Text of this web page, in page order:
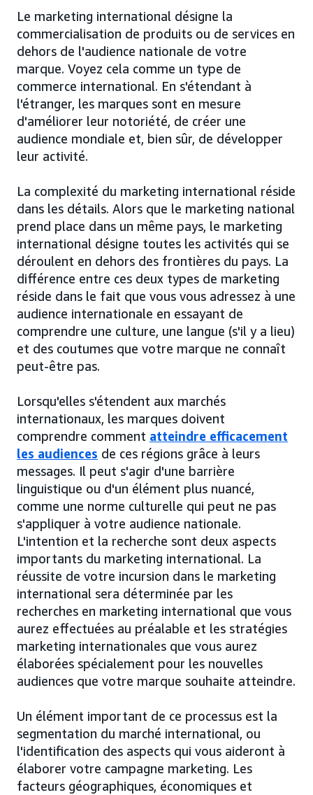
Le marketing international désigne la
commercialisation de produits ou de services en
dehors de l'audience nationale de votre
marque. Voyez cela comme un type de
commerce international. En s'étendant à
l'étranger, les marques sont en mesure
d'améliorer leur notoriété, de créer une
audience mondiale et, bien sûr, de développer
leur activité.
La complexité du marketing international réside
dans les détails. Alors que le marketing national
prend place dans un même pays, le marketing
international désigne toutes les activités qui se
déroulent en dehors des frontières du pays. La
différence entre ces deux types de marketing
réside dans le fait que vous vous adressez à une
audience internationale en essayant de
comprendre une culture, une langue (s'il y a lieu)
et des coutumes que votre marque ne connaît
peut-être pas.
Lorsqu'elles s'étendent aux marchés
internationaux, les marques doivent
comprendre comment atteindre efficacement
les audiences de ces régions grâce à leurs
messages. Il peut s'agir d'une barrière
linguistique ou d'un élément plus nuancé,
comme une norme culturelle qui peut ne pas
s'appliquer à votre audience nationale.
L'intention et la recherche sont deux aspects
importants du marketing international. La
réussite de votre incursion dans le marketing
international sera déterminée par les
recherches en marketing international que vous
aurez effectuées au préalable et les stratégies
marketing internationales que vous aurez
élaborées spécialement pour les nouvelles
audiences que votre marque souhaite atteindre.
Un élément important de ce processus est la
segmentation du marché international, ou
l'identification des aspects qui vous aideront à
élaborer votre campagne marketing. Les
facteurs géographiques, économiques et